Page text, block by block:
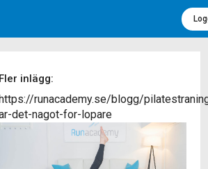
Fler inlägg:
runacademy.se/blogg/
det-nagot-for-lopare